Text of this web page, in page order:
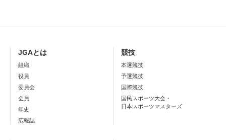
JGAとは
組織
役員
委員会
会員
年史
広報誌
競技
本選競技
予選競技
国際競技
国民スポーツ大会・
日本スポーツマスターズ